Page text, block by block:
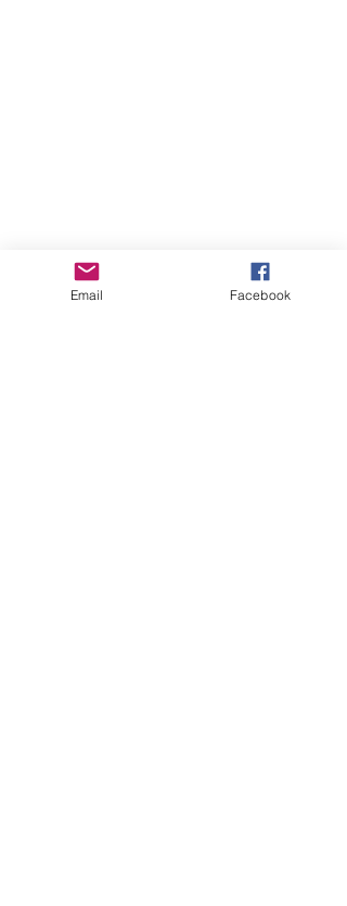
Email Facebook